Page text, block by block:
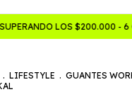
LOS $200.000 - 6
. LIFESTYLE . GUANTES